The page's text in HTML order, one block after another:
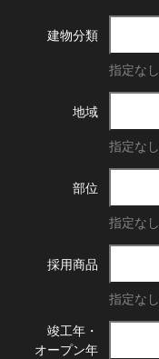
建物分類
指定なし
地域
指定なし
部位
指定なし
採用商品
指定なし
竣工年・
オープン年